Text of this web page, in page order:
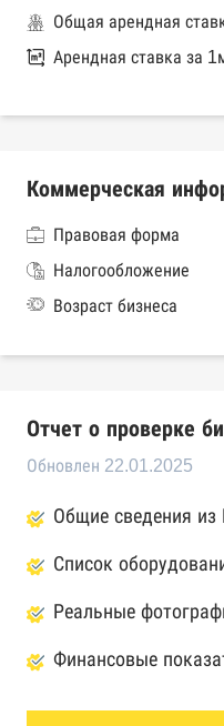
Общая арендная
Арендная ставка за
Коммерческая
Правовая форма
Налогообложение
Возраст бизнеса
Отчет о проверке
Обновлен 22.01.2025
Общие сведения
Список
Реальные
Финансовые